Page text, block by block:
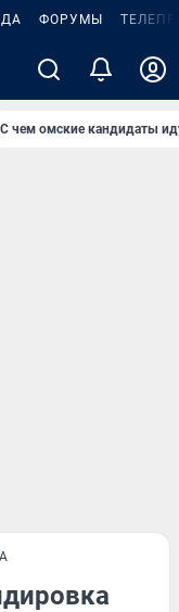
ФОРУМЫ
С чем омские кандидаты